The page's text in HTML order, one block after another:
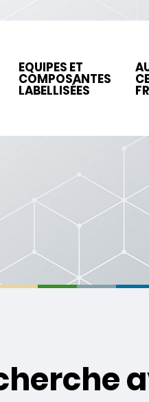
EQUIPES ET
COMPOSANTES
LABELLISÉES